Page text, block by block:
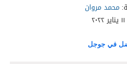
محمد مروان
في جوجل